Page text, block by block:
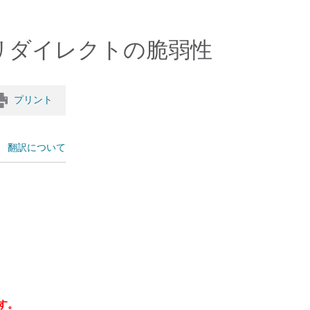
イレクトの脆弱性
プリント
翻訳について